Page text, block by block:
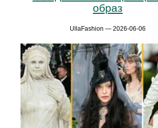
образ
UllaFashion — 2026-06-06